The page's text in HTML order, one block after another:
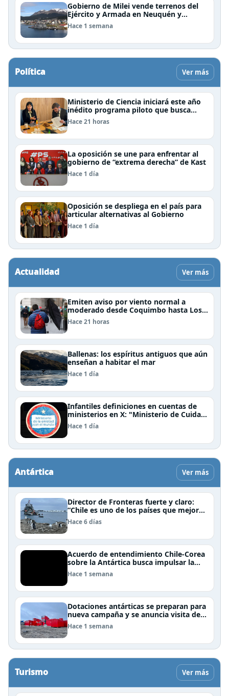
Gobierno de Milei vende terrenos del
Ejército y Armada en Neuquén y
Ushuaia
Hace 1 semana
Política Ver más
Ministerio de Ciencia iniciará este año
inédito programa piloto que busca
formar estudiantes de enseñanza
media en ciberseguridad
Hace 21 horas
La oposición se une para enfrentar al
gobierno de “extrema derecha” de Kast
Hace 1 día
Oposición se despliega en el país para
articular alternativas al Gobierno
Hace 1 día
Actualidad Ver más
Emiten aviso por viento normal a
moderado desde Coquimbo hasta Los
Lagos
Hace 21 horas
Ballenas: los espíritus antiguos que aún
enseñan a habitar el mar
Hace 1 día
Infantiles definiciones en cuentas de
ministerios en X: "Ministerio de Cuidar
la Plata", "Ministerio de la amistad..."
Hace 1 día
Antártica Ver más
Director de Fronteras fuerte y claro:
“Chile es uno de los países que mejor
derechos tiene para sustentar una
reclamación de territorio antártico”
Hace 6 días
Acuerdo de entendimiento Chile-Corea
sobre la Antártica busca impulsar la
investigación científica
Hace 1 semana
Dotaciones antárticas se preparan para
nueva campaña y se anuncia visita de
Pdte Kast y su gabinete al continente
blanco
Hace 1 semana
Turismo Ver más